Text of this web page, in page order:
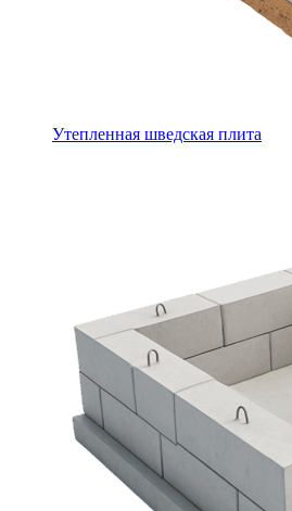
Утепленная шведская плита